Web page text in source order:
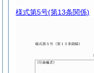
様式第5号(第13条関係)